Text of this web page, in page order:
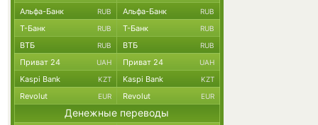
Альфа-Банк RUB Альфа-Банк RUB
Т-Банк RUB Т-Банк RUB
ВТБ RUB ВТБ RUB
Приват 24 UAH Приват 24 UAH
Kaspi Bank KZT Kaspi Bank KZT
Revolut EUR Revolut EUR
Денежные переводы